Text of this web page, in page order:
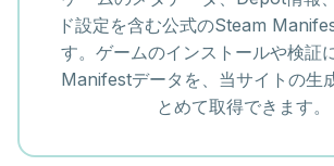
ド設定を含む公式のSteam
す。ゲームのインストールや検証
Manifestデータを、当サイトの生
とめて取得できます。